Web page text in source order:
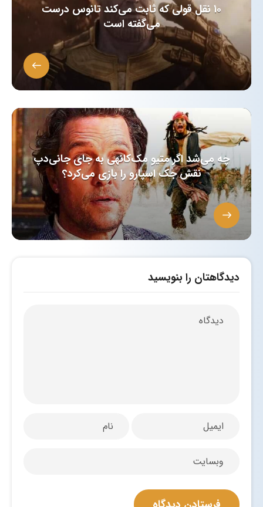
۱۰ نقل قولی که ثابت می‌کند تانوس درست
می‌گفته است
چه می‌شد اگر متیو مک‌کانهی به جای جانی‌دپ
نقش جک اسپارو را بازی می‌کرد؟
دیدگاهتان را بنویسید